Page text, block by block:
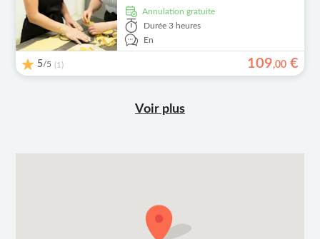
Annulation gratuite
Durée 3 heures
En
5/5 (1) 109,00 €
Voir plus